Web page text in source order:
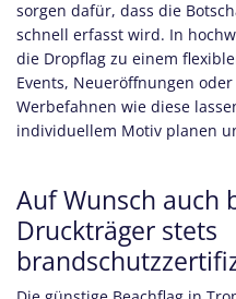
sorgen dafür, dass die
schnell erfasst wird. In
die Dropflag zu einem
Events, Neueröffnungen
Werbefahnen wie diese
individuellem Motiv planen
Auf Wunsch auch
Druckträger stets